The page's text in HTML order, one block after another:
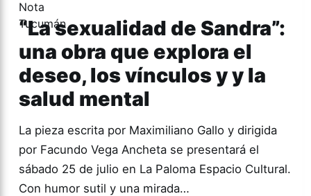
“La sexualidad de Sandra”:
una obra que explora el
deseo, los vínculos y y la
salud mental
La pieza escrita por Maximiliano Gallo y dirigida
por Facundo Vega Ancheta se presentará el
sábado 25 de julio en La Paloma Espacio Cultural.
Con humor sutil y una mirada…